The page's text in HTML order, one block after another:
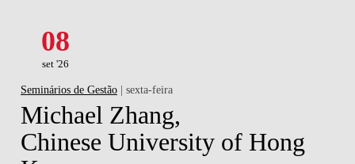
08
set '26
Seminários de Gestão | sexta-feira
Michael Zhang,
Chinese University of Hong